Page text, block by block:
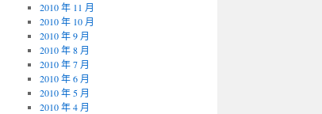
2010 年 11 月
2010 年 10 月
2010 年 9 月
2010 年 8 月
2010 年 7 月
2010 年 6 月
2010 年 5 月
2010 年 4 月